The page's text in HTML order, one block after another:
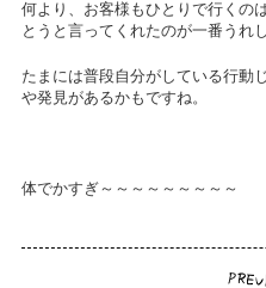
何より、お客様もひとりで行くの
とうと言ってくれたのが一番うれ
たまには普段自分がしている行動
や発見があるかもですね。
体でかすぎ～～～～～～～～～